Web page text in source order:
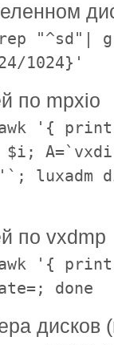
"^sd"|
1024}'
по mpxio
'{ print
$i;
luxadm
по vxdmp
'{ print
done
дисков